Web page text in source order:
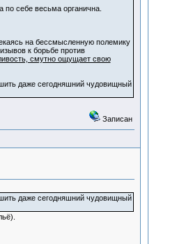
себе весьма органична.
на бессмысленную полемику
к борьбе против
смутно ощущает свою
даже сегодняшний чудовищный
Записан
даже сегодняшний чудовищный